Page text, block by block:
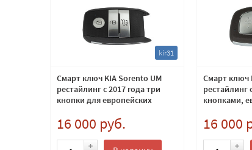
kir31
Смарт ключ KIA Sorento UM
рестайлинг с 2017 года три
кнопки для европейских
16 000 руб.
Смарт ключ
рестайлинг
кнопками,
16 000